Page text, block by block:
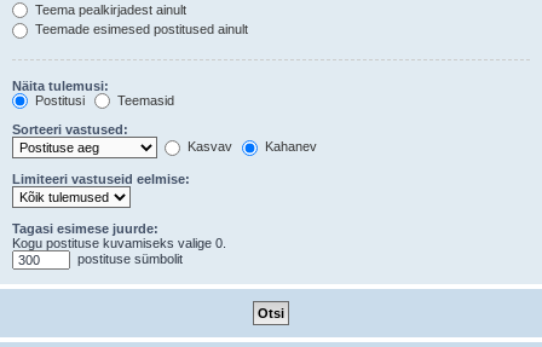
Teema pealkirjadest ainult
Teemade esimesed postitused ainult
Näita tulemusi:
Postitusi
Teemasid
Sorteeri vastused:
Kasvav
Kahanev
Limiteeri vastuseid eelmise:
Tagasi esimese juurde:
Kogu postituse kuvamiseks valige 0.
postituse sümbolit